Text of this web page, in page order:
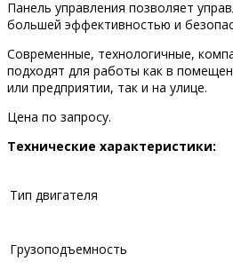
Панель управления позволяет
большей эффективностью и
Современные, технологичные,
подходят для работы как в
или предприятии, так и на улице.
Цена по запросу.
Технические характеристики:
Тип двигателя
Грузоподъемность